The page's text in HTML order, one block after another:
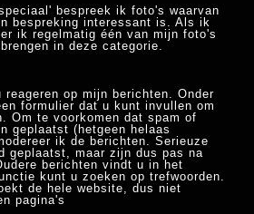
bespreek ik foto's waarvan
bespreking interessant is. Als ik
ik regelmatig één van mijn foto's
in deze categorie.
reageren op mijn berichten. Onder
formulier dat u kunt invullen om
Om te voorkomen dat spam of
geplaatst (hetgeen helaas
ik de berichten. Serieuze
geplaatst, maar zijn dus pas na
berichten vindt u in het
kunt u zoeken op trefwoorden.
de hele website, dus niet
pagina's